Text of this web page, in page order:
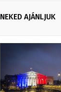
NEKED AJÁNLJUK